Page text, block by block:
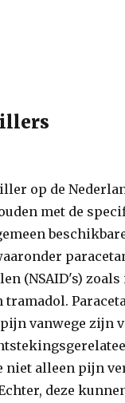
op de
met de
(NSAID's)
vanwege zijn
niet alleen pijn
deze